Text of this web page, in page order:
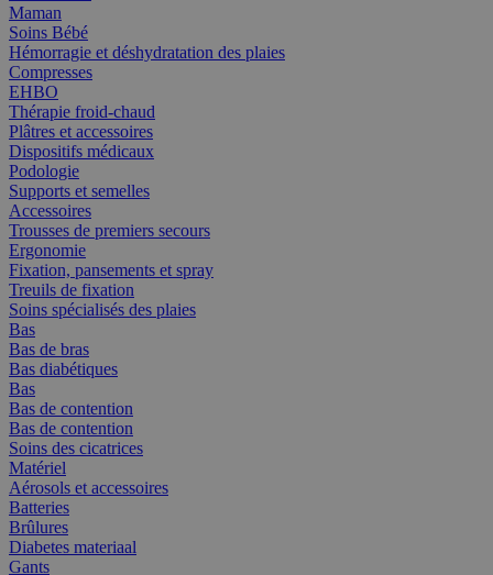
Maman
Soins Bébé
Hémorragie et déshydratation des plaies
Compresses
EHBO
Thérapie froid-chaud
Plâtres et accessoires
Dispositifs médicaux
Podologie
Supports et semelles
Accessoires
Trousses de premiers secours
Ergonomie
Fixation, pansements et spray
Treuils de fixation
Soins spécialisés des plaies
Bas
Bas de bras
Bas diabétiques
Bas
Bas de contention
Bas de contention
Soins des cicatrices
Matériel
Aérosols et accessoires
Batteries
Brûlures
Diabetes materiaal
Gants